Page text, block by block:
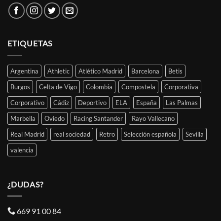
ETIQUETAS
Argentina Athletic Atlético Madrid Barcelona
Betis
Burgos
Celta de Vigo Colombia Compostela
Corporativa
Corporativo
Cádiz Deportivo ELA España
Las Palmas
Marbella
Oviedo Racing Santander
Rayo Vallecano
Real Madrid
real sociedad Retro Selección española
Sevilla
valencia
¿DUDAS?
669 91 00 84